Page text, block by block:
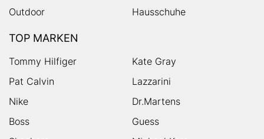
Outdoor
Hausschuhe
TOP MARKEN
Tommy Hilfiger
Kate Gray
Pat Calvin
Lazzarini
Nike
Dr.Martens
Boss
Guess